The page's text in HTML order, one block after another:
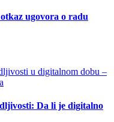
ugovora o radu
Da li je digitalno